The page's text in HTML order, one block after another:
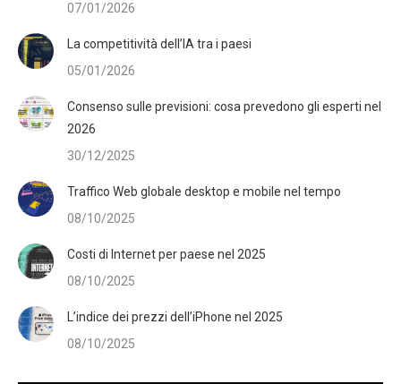
07/01/2026
La competitività dell’IA tra i paesi
05/01/2026
Consenso sulle previsioni: cosa prevedono gli esperti nel
2026
30/12/2025
Traffico Web globale desktop e mobile nel tempo
08/10/2025
Costi di Internet per paese nel 2025
08/10/2025
L’indice dei prezzi dell’iPhone nel 2025
08/10/2025